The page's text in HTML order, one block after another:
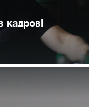
кадрові